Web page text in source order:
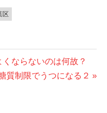
区
ならないのは何故？
質制限でうつになる２